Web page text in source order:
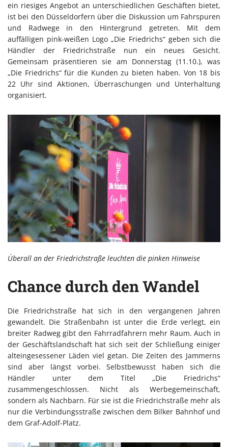
ein riesiges Angebot an unterschiedlichen Geschäften bietet,
ist bei den Düsseldorfern über die Diskussion um Fahrspuren
und Radwege in den Hintergrund getreten. Mit dem
auffälligen pink-weißen Logo „Die Friedrichs“ geben sich die
Händler der Friedrichstraße nun ein neues Gesicht.
Gemeinsam präsentieren sie am Donnerstag (11.10.), was
„Die Friedrichs“ für die Kunden zu bieten haben. Von 18 bis
22 Uhr sind Aktionen, Überraschungen und Unterhaltung
organisiert.
Überall an der Friedrichstraße leuchten die pinken Hinweise
Chance durch den Wandel
Die Friedrichstraße hat sich in den vergangenen Jahren
gewandelt. Die Straßenbahn ist unter die Erde verlegt, ein
breiter Radweg gibt den Fahrradfahrern mehr Raum. Auch in
der Geschäftslandschaft hat sich seit der Schließung einiger
alteingesessener Läden viel getan. Die Zeiten des Jammerns
sind aber längst vorbei. Selbstbewusst haben sich die
Händler unter dem Titel „Die Friedrichs“
zusammengeschlossen. Nicht als Werbegemeinschaft,
sondern als Nachbarn. Für sie ist die Friedrichstraße mehr als
nur die Verbindungsstraße zwischen dem Bilker Bahnhof und
dem Graf-Adolf-Platz.